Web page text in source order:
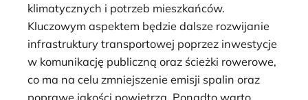
klimatycznych i potrzeb mieszkańców.
Kluczowym aspektem będzie dalsze rozwijanie
infrastruktury transportowej poprzez inwestycje
w komunikację publiczną oraz ścieżki rowerowe,
co ma na celu zmniejszenie emisji spalin oraz
poprawę jakości powietrza. Ponadto warto